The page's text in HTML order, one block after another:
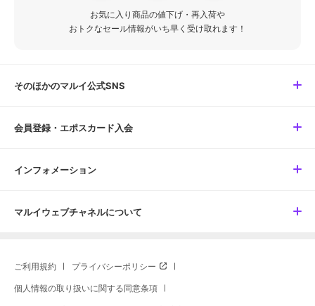
お気に入り商品の値下げ・再入荷や
おトクなセール情報がいち早く受け取れます！
そのほかのマルイ公式SNS
会員登録・エポスカード入会
インフォメーション
マルイウェブチャネルについて
ご利用規約 プライバシーポリシー
個人情報の取り扱いに関する同意条項